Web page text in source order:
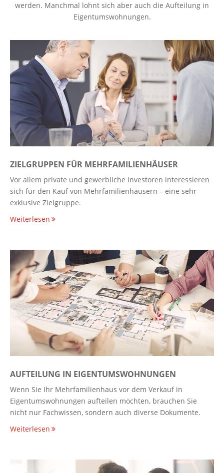
werden. Manchmal lohnt sich aber auch die Aufteilung in
Eigentumswohnungen.
ZIELGRUPPEN FÜR MEHRFAMILIENHÄUSER
Vor allem private und gewerbliche Investoren interessieren
sich für den Kauf von Mehrfamilienhäusern – eine sehr
exklusive Zielgruppe.
Weiterlesen
AUFTEILUNG IN EIGENTUMSWOHNUNGEN
Wenn Sie Ihr Mehrfamilienhaus vor dem Verkauf in
Eigentumswohnungen aufteilen möchten, brauchen Sie
nicht nur Fachwissen, sondern auch diverse Dokumente.
Weiterlesen